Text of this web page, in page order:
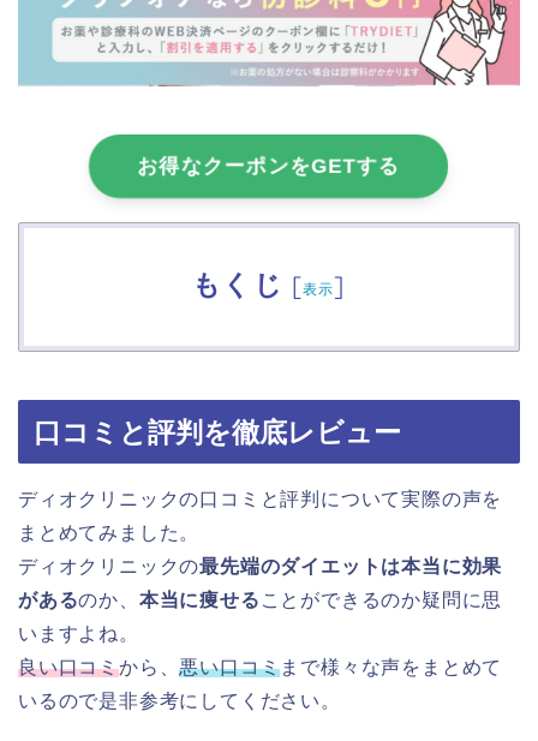
お得なクーポンをGETする
もくじ [表示]
口コミと評判を徹底レビュー
ディオクリニックの口コミと評判について実際の声を
まとめてみました。
ディオクリニックの最先端のダイエットは本当に効果
があるのか、 本当に痩せる ことができるのか疑問に思
いますよね。
良い口コミから、悪い口コミまで様々な声をまとめて
いるので是非参考にしてください。